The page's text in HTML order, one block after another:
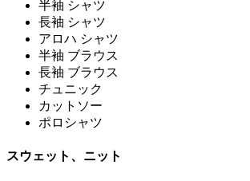
半袖 シャツ
長袖 シャツ
アロハ シャツ
半袖 ブラウス
長袖 ブラウス
チュニック
カットソー
ポロシャツ
スウェット、ニット